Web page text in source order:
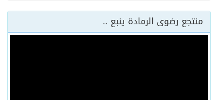
منتجع رضوى الرمادة ينبع ..